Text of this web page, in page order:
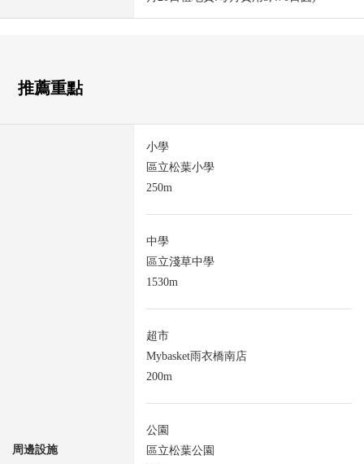
推薦重點
周邊設施
小學
區立松葉小學
250m
中學
區立淺草中學
1530m
超市
Mybasket雨衣橋南店
200m
公園
區立松葉公園